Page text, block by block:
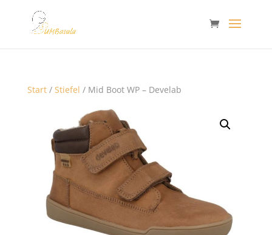
Start/ Stiefel / Mid Boot WP – Develab